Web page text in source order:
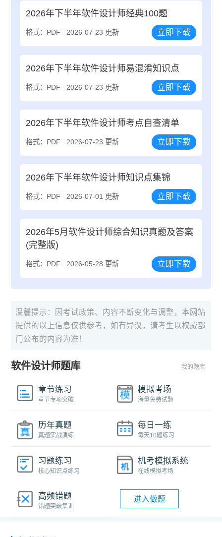
2026年下半年软件设计师经典100题
格式：PDF 2026-07-23 更新 立即下载
2026年下半年软件设计师易混淆知识点
格式：PDF 2026-07-23 更新 立即下载
2026年下半年软件设计师考点自查清单
格式：PDF 2026-07-23 更新 立即下载
2026年下半年软件设计师知识点集锦
格式：PDF 2026-07-01 更新 立即下载
2026年5月软件设计师综合知识真题及答案
(完整版)
格式：PDF 2026-05-28 更新 立即下载
温馨提示：因考试政策、内容不断变化与调整，本网站
提供的以上信息仅供参考，如有异议，请考生以权威部
门公布的内容为准！
软件设计师题库 我的题库
章节练习
章节专项突破
模拟考场
海量免费试题
历年真题
真题实战演练
每日一练
每天10题练习
习题练习
核心知识点练习
机考模拟系统
在线模拟考场
高频错题
错题突破集训
进入做题